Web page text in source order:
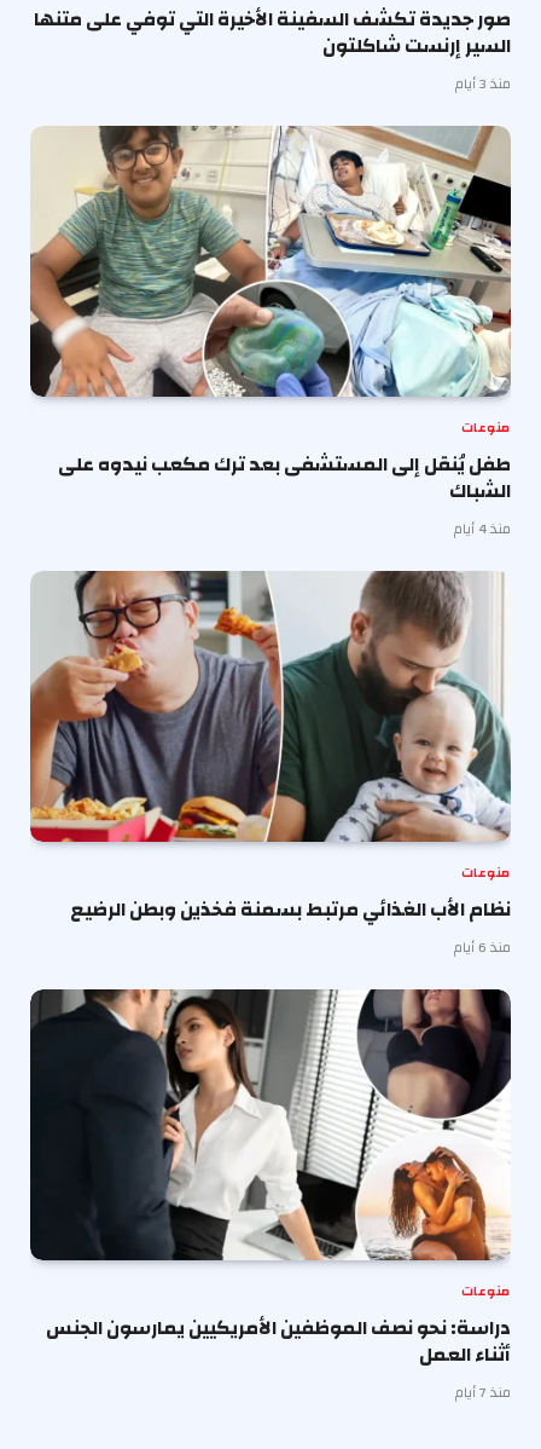
صور جديدة تكشف السفينة الأخيرة التي توفي على متنها
السير إرنست شاكلتون
منذ 3 أيام
منوعات
طفل يُنقل إلى المستشفى بعد ترك مكعب نيدوه على
الشباك
منذ 4 أيام
منوعات
نظام الأب الغذائي مرتبط بسمنة فخذين وبطن الرضيع
منذ 6 أيام
منوعات
دراسة: نحو نصف الموظفين الأمريكيين يمارسون الجنس
أثناء العمل
منذ 7 أيام